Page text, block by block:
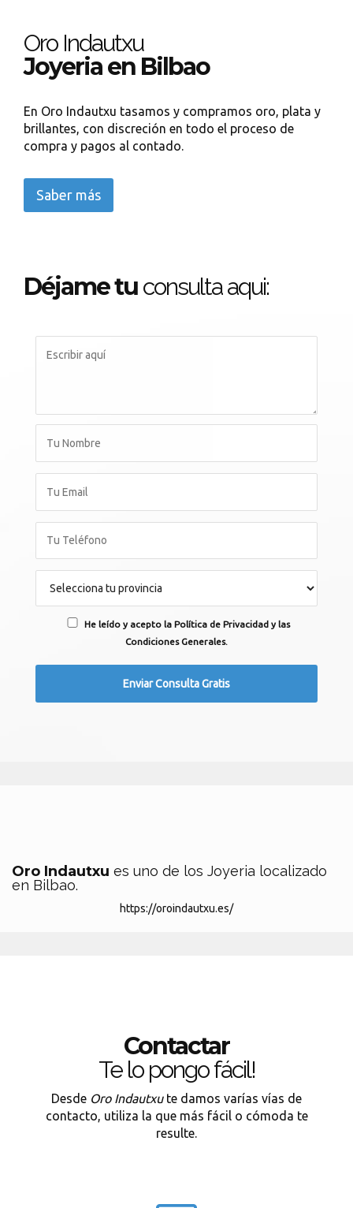
Oro Indautxu
Joyeria en Bilbao
En Oro Indautxu tasamos y compramos oro, plata y
brillantes, con discreción en todo el proceso de
compra y pagos al contado.
Saber más
Déjame tu consulta aqui:
He leído y acepto la Política de Privacidad y las
Condiciones Generales.
Oro Indautxu es uno de los Joyeria localizado
en Bilbao.
https://oroindautxu.es/
Contactar
Te lo pongo fácil!
Desde Oro Indautxute damos varías vías de
contacto, utiliza la que más fácil o cómoda te
resulte.